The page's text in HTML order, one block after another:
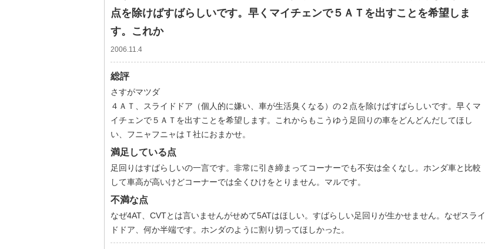
点を除けばすばらしいです。早くマイチェンで５ＡＴを出すことを希望しま
す。これか
2006.11.4
総評
さすがマツダ
４ＡＴ、スライドドア（個人的に嫌い、車が生活臭くなる）の２点を除けばすばらしいです。早くマ
イチェンで５ＡＴを出すことを希望します。これからもこうゆう足回りの車をどんどんだしてほし
い、フニャフニャはＴ社におまかせ。
満足している点
足回りはすばらしいの一言です。非常に引き締まってコーナーでも不安は全くなし。ホンダ車と比較
して車高が高いけどコーナーでは全くひけをとりません。マルです。
不満な点
なぜ4AT、CVTとは言いませんがせめて5ATはほしい。すばらしい足回りが生かせません。なぜスライ
ドドア、何か半端です。ホンダのように割り切ってほしかった。